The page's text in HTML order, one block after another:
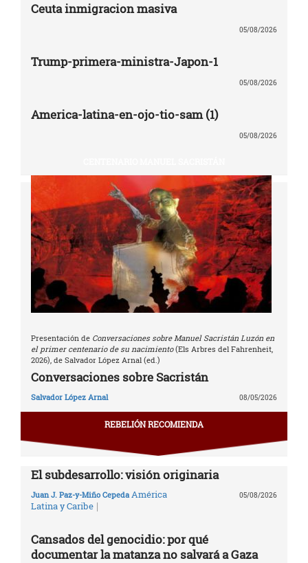
Ceuta inmigracion masiva
05/08/2026
Trump-primera-ministra-Japon-1
05/08/2026
America-latina-en-ojo-tio-sam (1)
05/08/2026
Presentación de Conversaciones sobre Manuel Sacristán Luzón en
el primer centenario de su nacimiento(Els Arbres del Fahrenheit,
2026), de Salvador López Arnal (ed.)
Conversaciones sobre Sacristán
Salvador López Arnal 08/05/2026
REBELIÓN RECOMIENDA
El subdesarrollo: visión originaria
Juan J. Paz-y-Miño Cepeda América
Latina y Caribe |
05/08/2026
Cansados del genocidio: por qué
documentar la matanza no salvará a Gaza